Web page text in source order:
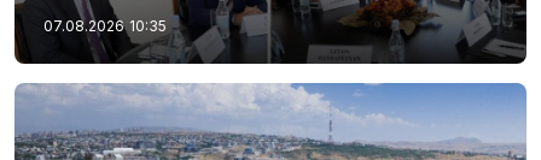
07.08.2026 10:35